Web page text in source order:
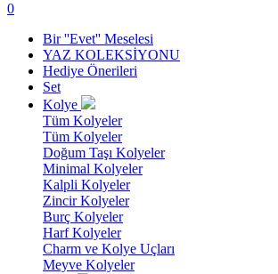
0
Bir ''Evet'' Meselesi
YAZ KOLEKSİYONU
Hediye Önerileri
Set
Kolye
Tüm Kolyeler
Tüm Kolyeler
Doğum Taşı Kolyeler
Minimal Kolyeler
Kalpli Kolyeler
Zincir Kolyeler
Burç Kolyeler
Harf Kolyeler
Charm ve Kolye Uçları
Meyve Kolyeler